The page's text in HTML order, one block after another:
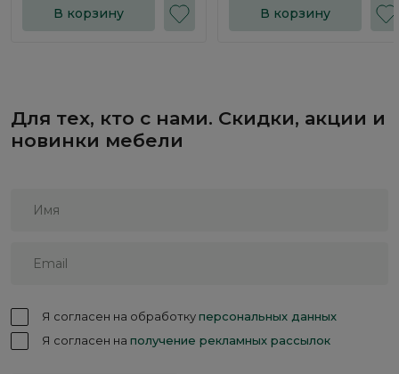
В корзину В корзину
Для тех, кто с нами. Скидки, акции и
новинки мебели
Я согласен на обработкуперсональных данных
Я согласен на получение рекламных рассылок